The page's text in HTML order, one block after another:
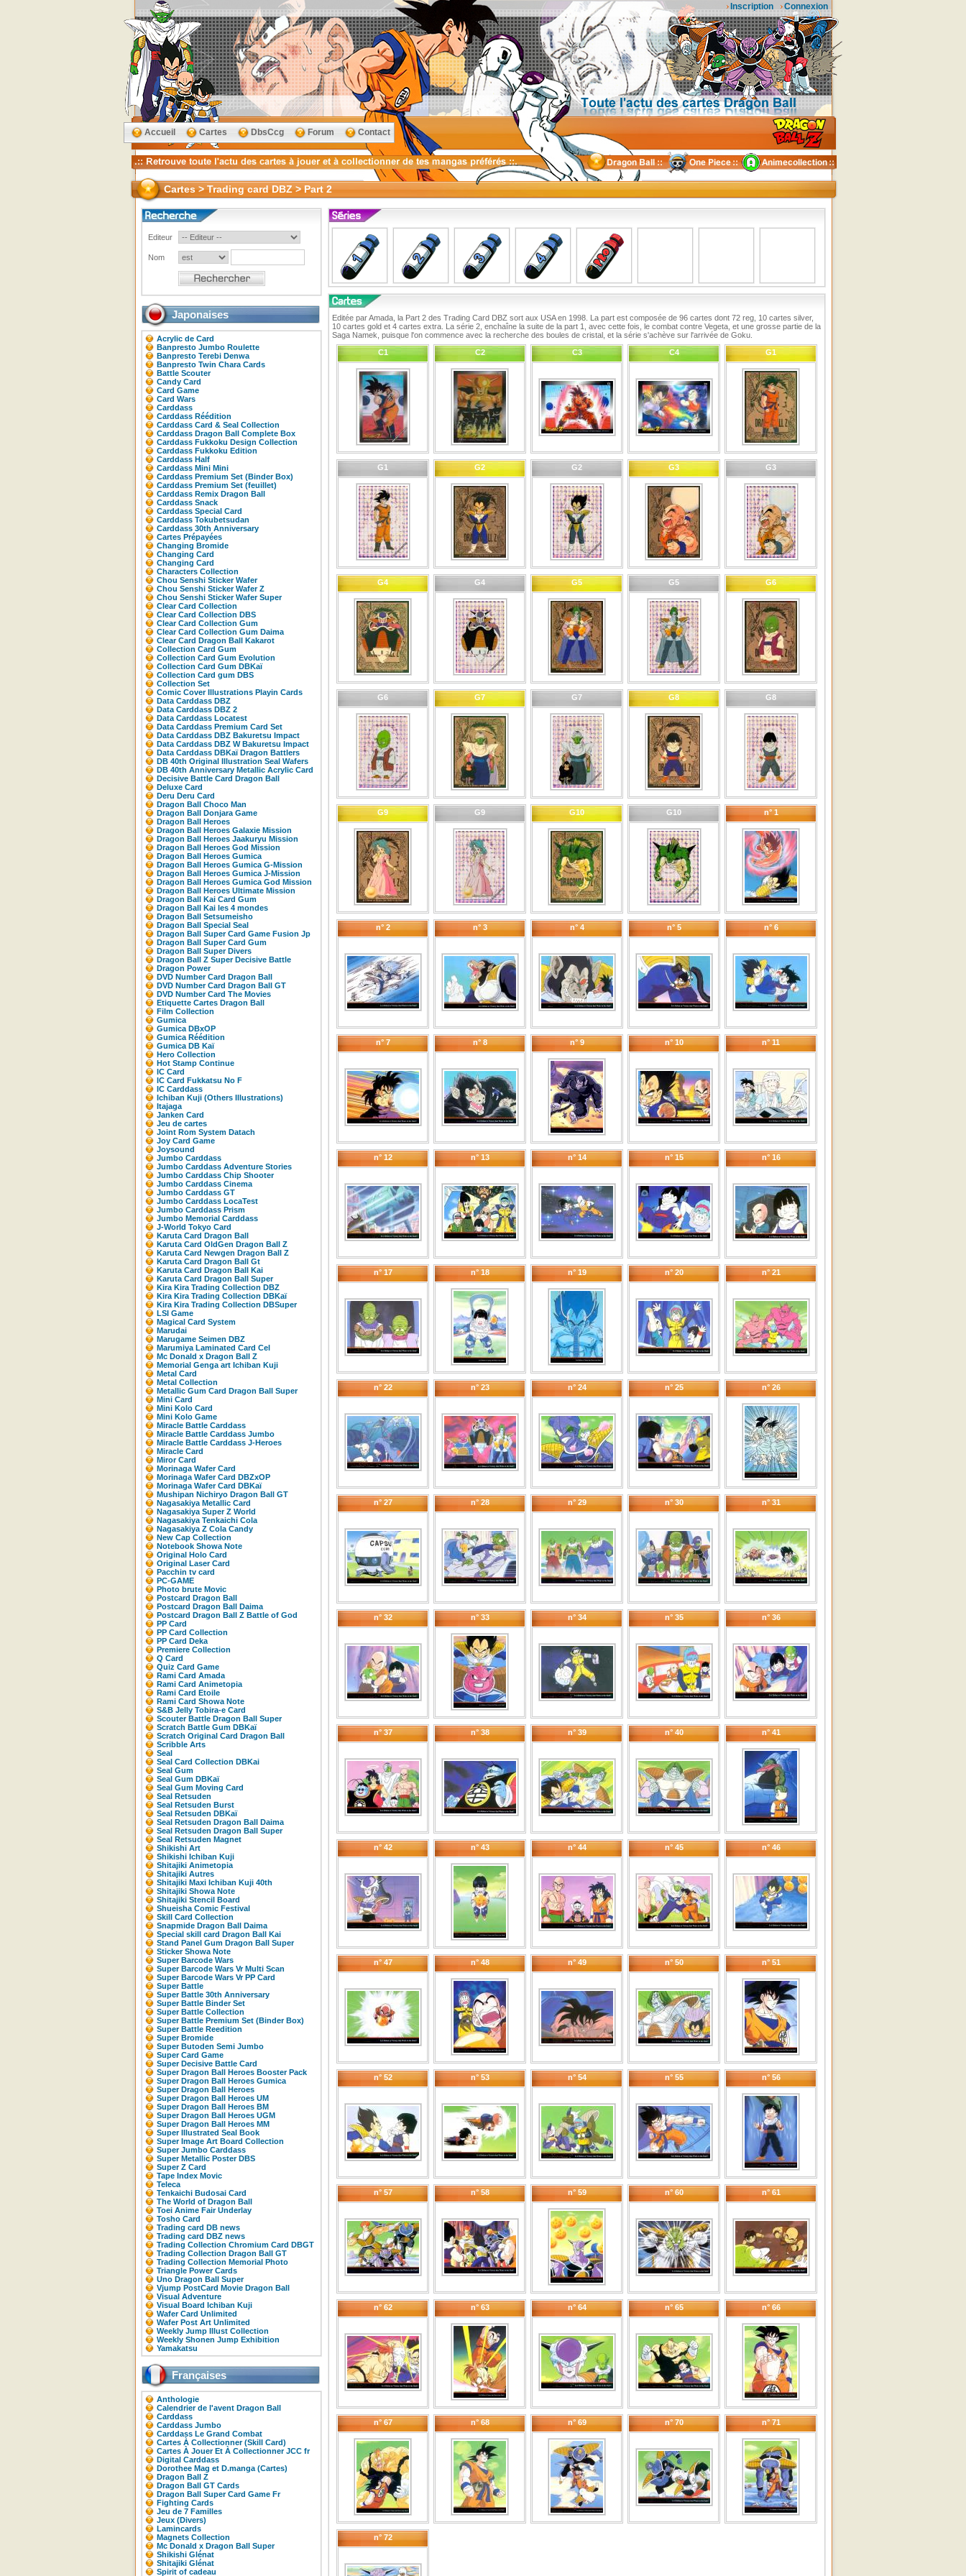
Connexion
Inscription
Accueil Cartes DbsCcg Forum Contact
Cartes > Trading card DBZ > Part 2
Editeur
Nom
Japonaises
Acrylic de Card
Banpresto Jumbo Roulette
Banpresto Terebi Denwa
Banpresto Twin Chara Cards
Battle Scouter
Candy Card
Card Game
Card Wars
Carddass
Carddass Réédition
Carddass Card & Seal Collection
Carddass Dragon Ball Complete Box
Carddass Fukkoku Design Collection
Carddass Fukkoku Edition
Carddass Half
Carddass Mini Mini
Carddass Premium Set (Binder Box)
Carddass Premium Set (feuillet)
Carddass Remix Dragon Ball
Carddass Snack
Carddass Special Card
Carddass Tokubetsudan
Carddass 30th Anniversary
Cartes Prépayées
Changing Bromide
Changing Card
Changing Card
Characters Collection
Chou Senshi Sticker Wafer
Chou Senshi Sticker Wafer Z
Chou Senshi Sticker Wafer Super
Clear Card Collection
Clear Card Collection DBS
Clear Card Collection Gum
Clear Card Collection Gum Daima
Clear Card Dragon Ball Kakarot
Collection Card Gum
Collection Card Gum Evolution
Collection Card Gum DBKaï
Collection Card gum DBS
Collection Set
Comic Cover Illustrations Playin Cards
Data Carddass DBZ
Data Carddass DBZ 2
Data Carddass Locatest
Data Carddass Premium Card Set
Data Carddass DBZ Bakuretsu Impact
Data Carddass DBZ W Bakuretsu Impact
Data Carddass DBKaï Dragon Battlers
DB 40th Original Illustration Seal Wafers
DB 40th Anniversary Metallic Acrylic Card
Decisive Battle Card Dragon Ball
Deluxe Card
Deru Deru Card
Dragon Ball Choco Man
Dragon Ball Donjara Game
Dragon Ball Heroes
Dragon Ball Heroes Galaxie Mission
Dragon Ball Heroes Jaakuryu Mission
Dragon Ball Heroes God Mission
Dragon Ball Heroes Gumica
Dragon Ball Heroes Gumica G-Mission
Dragon Ball Heroes Gumica J-Mission
Dragon Ball Heroes Gumica God Mission
Dragon Ball Heroes Ultimate Mission
Dragon Ball Kai Card Gum
Dragon Ball Kai les 4 mondes
Dragon Ball Setsumeisho
Dragon Ball Special Seal
Dragon Ball Super Card Game Fusion Jp
Dragon Ball Super Card Gum
Dragon Ball Super Divers
Dragon Ball Z Super Decisive Battle
Dragon Power
DVD Number Card Dragon Ball
DVD Number Card Dragon Ball GT
DVD Number Card The Movies
Etiquette Cartes Dragon Ball
Film Collection
Gumica
Gumica DBxOP
Gumica Réédition
Gumica DB Kaï
Hero Collection
Hot Stamp Continue
IC Card
IC Card Fukkatsu No F
IC Carddass
Ichiban Kuji (Others Illustrations)
Itajaga
Janken Card
Jeu de cartes
Joint Rom System Datach
Joy Card Game
Joysound
Jumbo Carddass
Jumbo Carddass Adventure Stories
Jumbo Carddass Chip Shooter
Jumbo Carddass Cinema
Jumbo Carddass GT
Jumbo Carddass LocaTest
Jumbo Carddass Prism
Jumbo Memorial Carddass
J-World Tokyo Card
Karuta Card Dragon Ball
Karuta Card OldGen Dragon Ball Z
Karuta Card Newgen Dragon Ball Z
Karuta Card Dragon Ball Gt
Karuta Card Dragon Ball Kai
Karuta Card Dragon Ball Super
Kira Kira Trading Collection DBZ
Kira Kira Trading Collection DBKaï
Kira Kira Trading Collection DBSuper
LSI Game
Magical Card System
Marudai
Marugame Seimen DBZ
Marumiya Laminated Card Cel
Mc Donald x Dragon Ball Z
Memorial Genga art Ichiban Kuji
Metal Card
Metal Collection
Metallic Gum Card Dragon Ball Super
Mini Card
Mini Kolo Card
Mini Kolo Game
Miracle Battle Carddass
Miracle Battle Carddass Jumbo
Miracle Battle Carddass J-Heroes
Miracle Card
Miror Card
Morinaga Wafer Card
Morinaga Wafer Card DBZxOP
Morinaga Wafer Card DBKaï
Mushipan Nichiryo Dragon Ball GT
Nagasakiya Metallic Card
Nagasakiya Super Z World
Nagasakiya Tenkaichi Cola
Nagasakiya Z Cola Candy
New Cap Collection
Notebook Showa Note
Original Holo Card
Original Laser Card
Pacchin tv card
PC-GAME
Photo brute Movic
Postcard Dragon Ball
Postcard Dragon Ball Daima
Postcard Dragon Ball Z Battle of God
PP Card
PP Card Collection
PP Card Deka
Premiere Collection
Q Card
Quiz Card Game
Rami Card Amada
Rami Card Animetopia
Rami Card Etoile
Rami Card Showa Note
S&B Jelly Tobira-e Card
Scouter Battle Dragon Ball Super
Scratch Battle Gum DBKaï
Scratch Original Card Dragon Ball
Scribble Arts
Seal
Seal Card Collection DBKai
Seal Gum
Seal Gum DBKaï
Seal Gum Moving Card
Seal Retsuden
Seal Retsuden Burst
Seal Retsuden DBKaï
Seal Retsuden Dragon Ball Daima
Seal Retsuden Dragon Ball Super
Seal Retsuden Magnet
Shikishi Art
Shikishi Ichiban Kuji
Shitajiki Animetopia
Shitajiki Autres
Shitajiki Maxi Ichiban Kuji 40th
Shitajiki Showa Note
Shitajiki Stencil Board
Shueisha Comic Festival
Skill Card Collection
Snapmide Dragon Ball Daima
Special skill card Dragon Ball Kai
Stand Panel Gum Dragon Ball Super
Sticker Showa Note
Super Barcode Wars
Super Barcode Wars Vr Multi Scan
Super Barcode Wars Vr PP Card
Super Battle
Super Battle 30th Anniversary
Super Battle Binder Set
Super Battle Collection
Super Battle Premium Set (Binder Box)
Super Battle Reedition
Super Bromide
Super Butoden Semi Jumbo
Super Card Game
Super Decisive Battle Card
Super Dragon Ball Heroes Booster Pack
Super Dragon Ball Heroes Gumica
Super Dragon Ball Heroes
Super Dragon Ball Heroes UM
Super Dragon Ball Heroes BM
Super Dragon Ball Heroes UGM
Super Dragon Ball Heroes MM
Super Illustrated Seal Book
Super Image Art Board Collection
Super Jumbo Carddass
Super Metallic Poster DBS
Super Z Card
Tape Index Movic
Teleca
Tenkaichi Budosai Card
The World of Dragon Ball
Toei Anime Fair Underlay
Tosho Card
Trading card DB news
Trading card DBZ news
Trading Collection Chromium Card DBGT
Trading Collection Dragon Ball GT
Trading Collection Memorial Photo
Triangle Power Cards
Uno Dragon Ball Super
Vjump PostCard Movie Dragon Ball
Visual Adventure
Visual Board Ichiban Kuji
Wafer Card Unlimited
Wafer Post Art Unlimited
Weekly Jump Illust Collection
Weekly Shonen Jump Exhibition
Yamakatsu
Françaises
Anthologie
Calendrier de l'avent Dragon Ball
Carddass
Carddass Jumbo
Carddass Le Grand Combat
Cartes À Collectionner (Skill Card)
Cartes À Jouer Et À Collectionner JCC fr
Digital Carddass
Dorothee Mag et D.manga (Cartes)
Dragon Ball Z
Dragon Ball GT Cards
Dragon Ball Super Card Game Fr
Fighting Cards
Jeu de 7 Familles
Jeux (Divers)
Lamincards
Magnets Collection
Mc Donald x Dragon Ball Super
Shikishi Glénat
Shitajiki Glénat
Spirit of cadeau
Editée par Amada, la Part 2 des Trading Card DBZ sort aux USA en 1998. La part est composée de 96 cartes dont 72 reg, 10 cartes silver,
10 cartes gold et 4 cartes extra. La série 2, enchaîne la suite de la part 1, avec cette fois, le combat contre Vegeta, et une grosse partie de la
Saga Namek, puisque l'on commence avec la recherche des boules de cristal, et la série s'achève sur l'arrivée de Goku.
C1
C2 C3 C4 G1
G1 G2 G2 G3 G3
G4 G4 G5 G5 G6
G6 G7 G7 G8 G8
G9 G9 G10 G10 n° 1
n° 2 n° 3 n° 4 n° 5 n° 6
n° 7 n° 8 n° 9 n° 10 n° 11
n° 12 n° 13 n° 14 n° 15 n° 16
n° 17 n° 18 n° 19 n° 20 n° 21
n° 22 n° 23 n° 24 n° 25 n° 26
n° 27 n° 28 n° 29 n° 30 n° 31
n° 32 n° 33 n° 34 n° 35 n° 36
n° 37 n° 38 n° 39 n° 40 n° 41
n° 42 n° 43 n° 44 n° 45 n° 46
n° 47 n° 48 n° 49 n° 50 n° 51
n° 52 n° 53 n° 54 n° 55 n° 56
n° 57 n° 58 n° 59 n° 60 n° 61
n° 62 n° 63 n° 64 n° 65 n° 66
n° 67 n° 68 n° 69 n° 70 n° 71
n° 72